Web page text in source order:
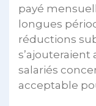
payé
longues
réductions
salariés
acceptable